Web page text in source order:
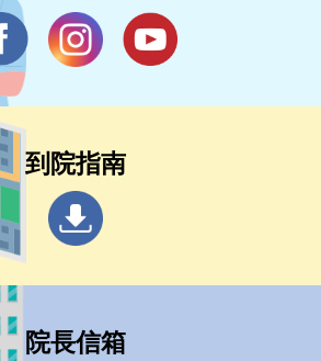
到院指南
院長信箱